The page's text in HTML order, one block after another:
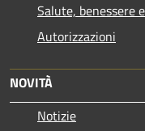
Salute, benessere
Autorizzazioni
NOVITÀ
Notizie